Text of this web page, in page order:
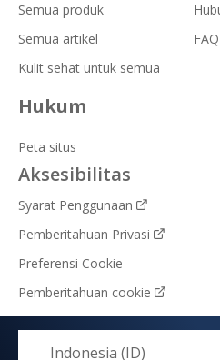
Semua produk
Semua artikel
Kulit sehat untuk semua
FAQ
Hukum
Peta situs
Aksesibilitas
Syarat Penggunaan
Pemberitahuan Privasi
Preferensi Cookie
Pemberitahuan cookie
Indonesia (ID)